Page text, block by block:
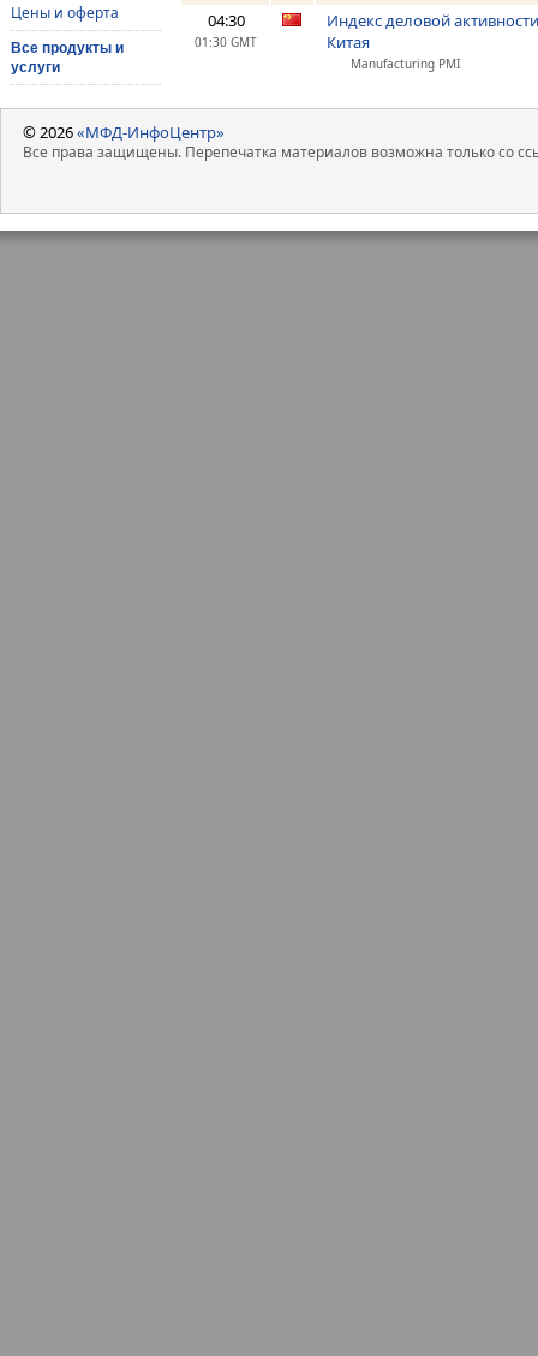
Цены и оферта
Все продукты и
услуги
04:30
01:30 GMT
Индекс деловой
Китая
Manufacturing PMI
© 2026«МФД-ИнфоЦентр»
Все права защищены. Перепечатка материалов возможна только со